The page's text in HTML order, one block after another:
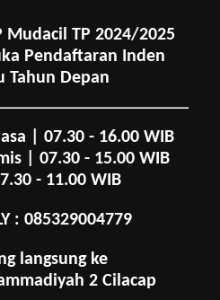
Mudacil TP 2024/2025
Pendaftaran Inden
Tahun Depan
| 07.30 - 16.00 WIB
| 07.30 - 15.00 WIB
- 11.00 WIB
: 085329004779
langsung ke
2 Cilacap